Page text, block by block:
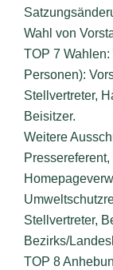
Wahl von
TOP 7
Personen):
Stellvertreter,
Beisitzer.
Weitere
Pressereferent,
Stellvertreter,
Bezirks/
TOP 8